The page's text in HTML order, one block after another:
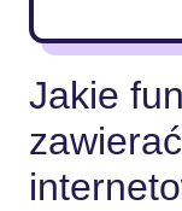
Jakie